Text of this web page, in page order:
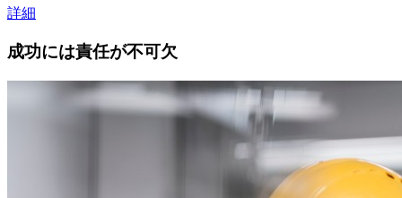
詳細
成功には責任が不可欠